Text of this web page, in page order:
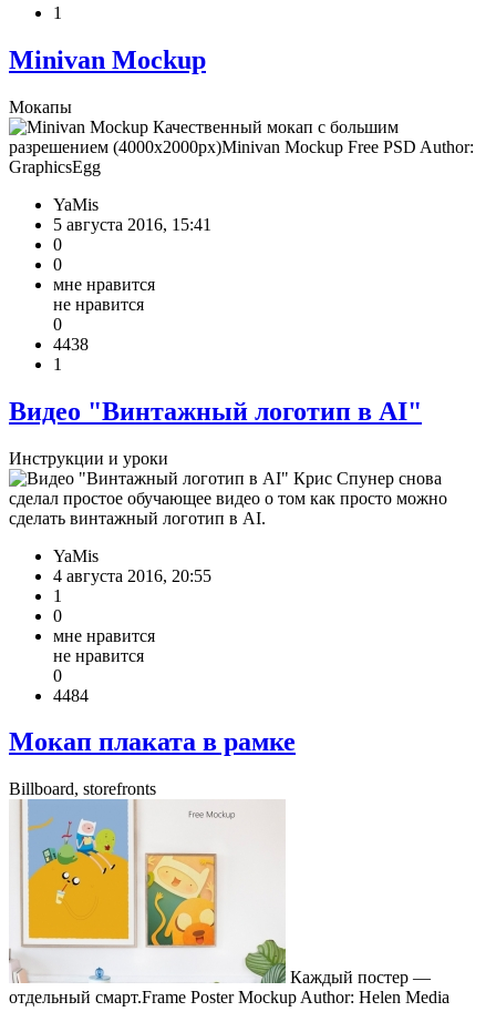
1
Minivan Mockup
Мокапы
Качественный мокап с большим
разрешением (4000х2000px)Minivan Mockup Free PSD Author:
GraphicsEgg
YaMis
5 августа 2016, 15:41
0
0
мне нравится
не нравится
0
4438
1
Видео "Винтажный логотип в AI"
Инструкции и уроки
Крис Спунер снова
сделал простое обучающее видео о том как просто можно
сделать винтажный логотип в AI.
YaMis
4 августа 2016, 20:55
1
0
мне нравится
не нравится
0
4484
Мокап плаката в рамке
Billboard, storefronts
Каждый постер —
отдельный смарт.Frame Poster Mockup Author: Helen Media